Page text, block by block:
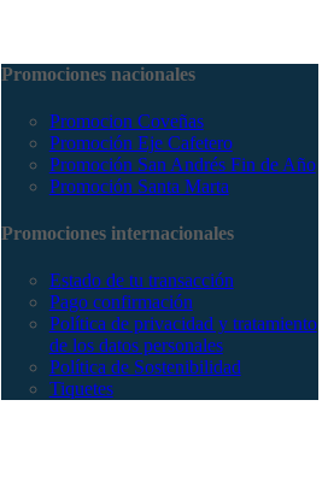
Promociones nacionales
Promocion Coveñas
Promoción Eje Cafetero
Promoción San Andrés Fin de Año
Promoción Santa Marta
Promociones internacionales
Estado de tu transacción
Pago confirmación
Política de privacidad y tratamiento
de los datos personales
Política de Sostenibilidad
Tiquetes